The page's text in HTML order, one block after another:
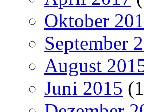
Oktober
September
August
Juni 2015